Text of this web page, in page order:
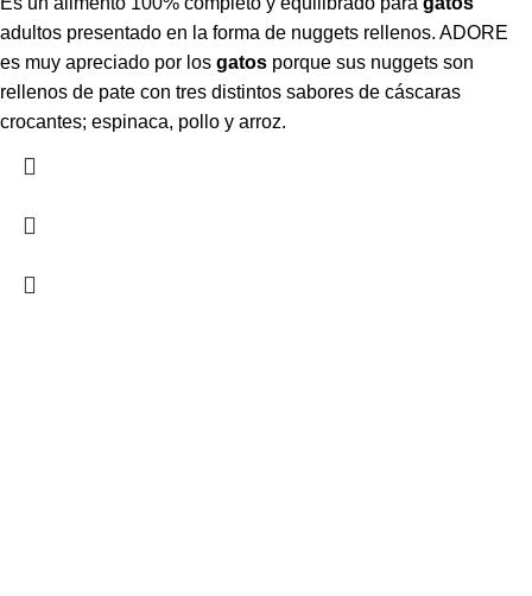
adultos presentado en la forma de nuggets rellenos. ADORE
es muy apreciado por los gatos porque sus nuggets son
rellenos de pate con tres distintos sabores de cáscaras
crocantes; espinaca, pollo y arroz.